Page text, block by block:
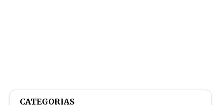
CATEGORIAS